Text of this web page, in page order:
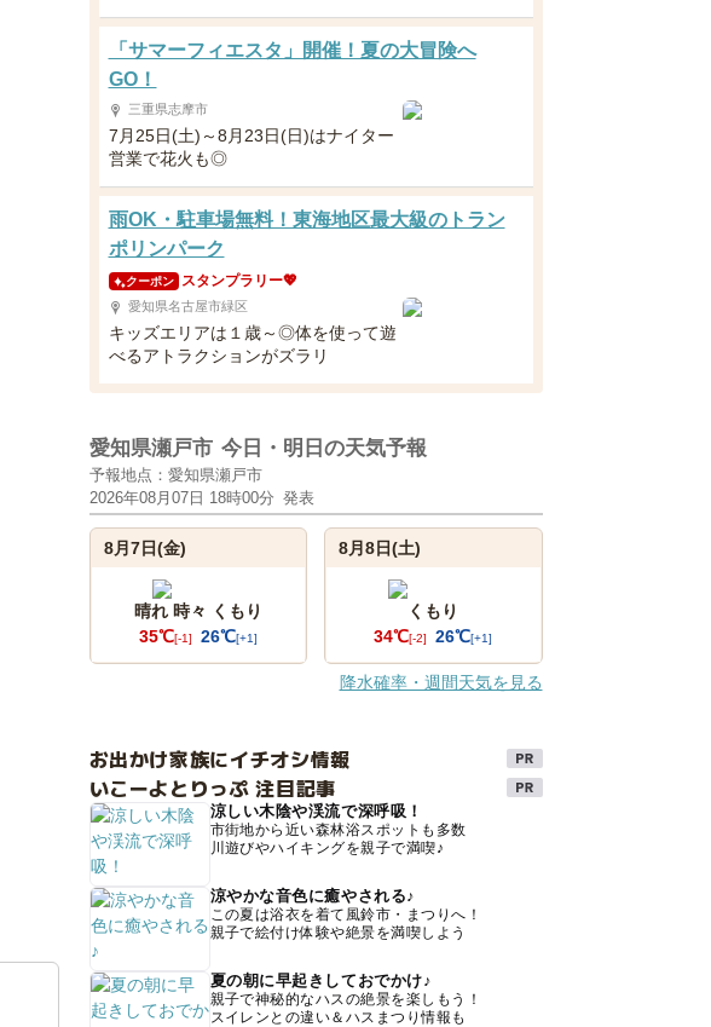
「サマーフィエスタ」開催！夏の大冒険へ
GO！
三重県志摩市
7月25日(土)～8月23日(日)はナイター
営業で花火も◎
雨OK・駐車場無料！東海地区最大級のトラン
ポリンパーク
クーポン スタンプラリー💖
愛知県名古屋市緑区
キッズエリアは１歳～◎体を使って遊
べるアトラクションがズラリ
愛知県瀬戸市 今日・明日の天気予報
予報地点：愛知県瀬戸市
2026年08月07日 18時00分 発表
8月7日(金)
晴れ 時々 くもり
35℃[-1] 26℃[+1]
8月8日(土)
くもり
34℃[-2] 26℃[+1]
降水確率・週間天気を見る
お出かけ家族にイチオシ情報
いこーよとりっぷ 注目記事
涼しい木陰や渓流で深呼吸！
市街地から近い森林浴スポットも多数
川遊びやハイキングを親子で満喫♪
涼やかな音色に癒やされる♪
この夏は浴衣を着て風鈴市・まつりへ！
親子で絵付け体験や絶景を満喫しよう
夏の朝に早起きしておでかけ♪
親子で神秘的なハスの絶景を楽しもう！
スイレンとの違い＆ハスまつり情報も